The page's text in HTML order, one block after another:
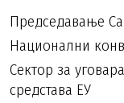
Председавање
Национални
Сектор за
средстава ЕУ